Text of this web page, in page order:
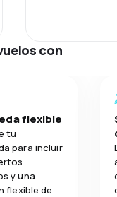
Red de
Precio del
Comodidad
Transporte
con
flexible
tu
para incluir
y una
flexible de